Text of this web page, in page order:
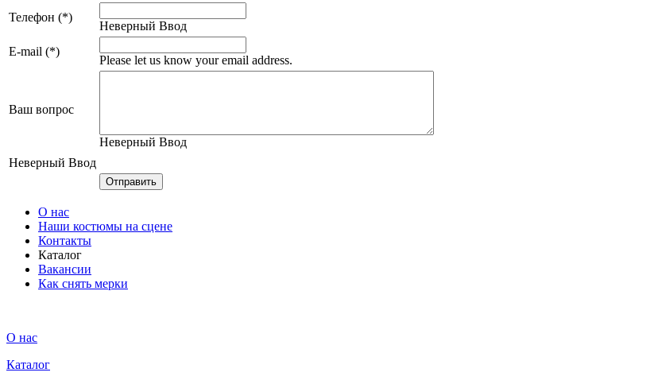
Телефон (*)
Неверный Ввод
E-mail (*)
Please let us know your email address.
Ваш вопрос
Неверный Ввод
Неверный Ввод
О нас
Наши костюмы на сцене
Контакты
Каталог
Вакансии
Как снять мерки
О нас
Каталог